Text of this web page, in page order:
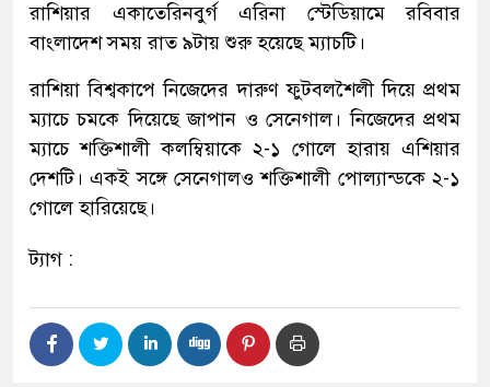
রাশিয়ার একাতেরিনবুর্গ এরিনা স্টেডিয়ামে রবিবার
বাংলাদেশ সময় রাত ৯টায় শুরু হয়েছে ম্যাচটি।
রাশিয়া বিশ্বকাপে নিজেদের দারুণ ফুটবলশৈলী দিয়ে প্রথম
ম্যাচে চমকে দিয়েছে জাপান ও সেনেগাল। নিজেদের প্রথম
ম্যাচে শক্তিশালী কলম্বিয়াকে ২-১ গোলে হারায় এশিয়ার
দেশটি। একই সঙ্গে সেনেগালও শক্তিশালী পোল্যান্ডকে ২-১
গোলে হারিয়েছে।
ট্যাগ :